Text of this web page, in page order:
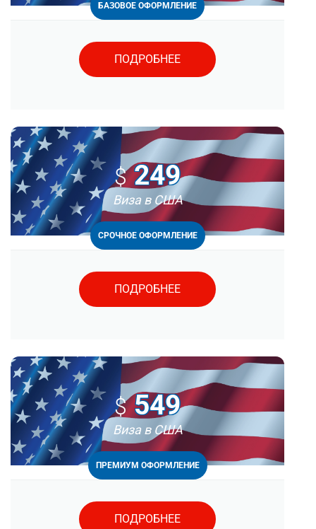
БАЗОВОЕ ОФОРМЛЕНИЕ
ПОДРОБНЕЕ
$249
Виза в США
СРОЧНОЕ ОФОРМЛЕНИЕ
ПОДРОБНЕЕ
$549
Виза в США
ПРЕМИУМ ОФОРМЛЕНИЕ
ПОДРОБНЕЕ